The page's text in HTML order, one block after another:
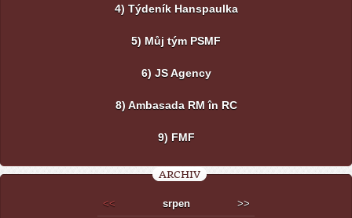
4) Týdeník Hanspaulka
5) Můj tým PSMF
6) JS Agency
8) Ambasada RM în RC
9) FMF
ARCHIV
<< srpen >>